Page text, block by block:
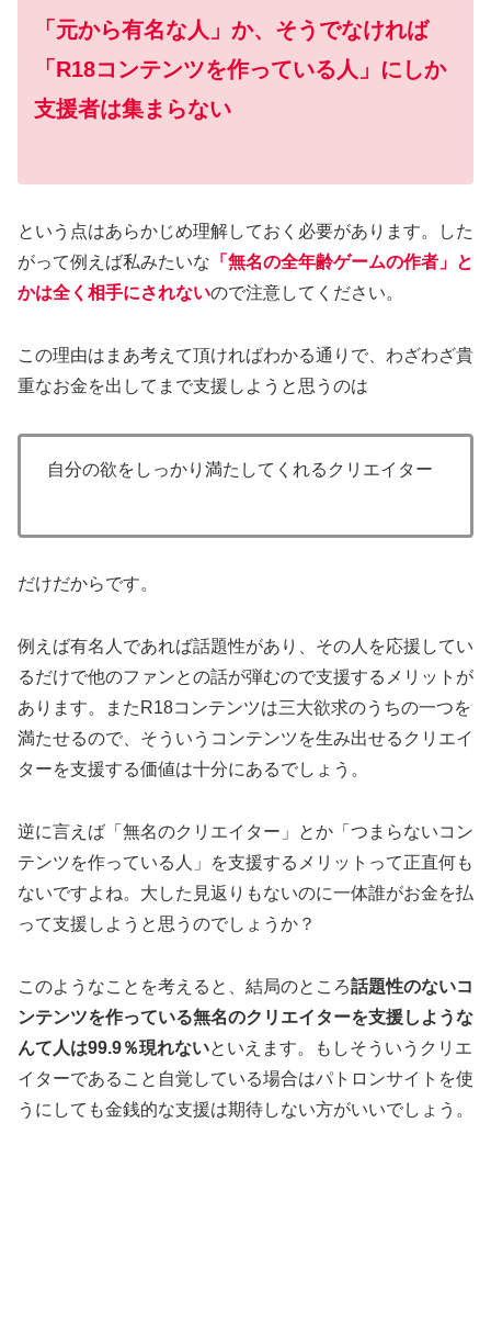
「元から有名な人」か、そうでなければ
「R18コンテンツを作っている人」にしか
支援者は集まらない
という点はあらかじめ理解しておく必要があります。した
がって例えば私みたいな 「無名の全年齢ゲームの作者」と
かは全く相手にされないので注意してください。
この理由はまあ考えて頂ければわかる通りで、わざわざ貴
重なお金を出してまで支援しようと思うのは
自分の欲をしっかり満たしてくれるクリエイター
だけだからです。
例えば有名人であれば話題性があり、その人を応援してい
るだけで他のファンとの話が弾むので支援するメリットが
あります。またR18コンテンツは三大欲求のうちの一つを
満たせるので、そういうコンテンツを生み出せるクリエイ
ターを支援する価値は十分にあるでしょう。
逆に言えば「無名のクリエイター」とか「つまらないコン
テンツを作っている人」を支援するメリットって正直何も
ないですよね。大した見返りもないのに一体誰がお金を払
って支援しようと思うのでしょうか？
このようなことを考えると、結局のところ話題性のないコ
ンテンツを作っている無名のクリエイターを支援しような
んて人は99.9％現れないといえます。もしそういうクリエ
イターであること自覚している場合はパトロンサイトを使
うにしても金銭的な支援は期待しない方がいいでしょう。